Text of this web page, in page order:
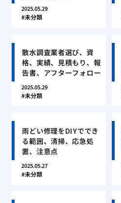
2025.05.29
未分類
散水調査業者選び、資
格、実績、見積もり、報
告書、アフターフォロー
2025.05.29
未分類
雨どい修理をDIYででき
る範囲、清掃、応急処
置、注意点
2025.05.27
未分類